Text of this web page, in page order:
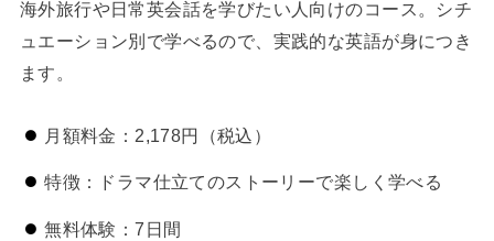
海外旅行や日常英会話を学びたい人向けのコース。シチ
ュエーション別で学べるので、実践的な英語が身につき
ます。
月額料金：2,178円（税込）
特徴：ドラマ仕立てのストーリーで楽しく学べる
無料体験：7日間